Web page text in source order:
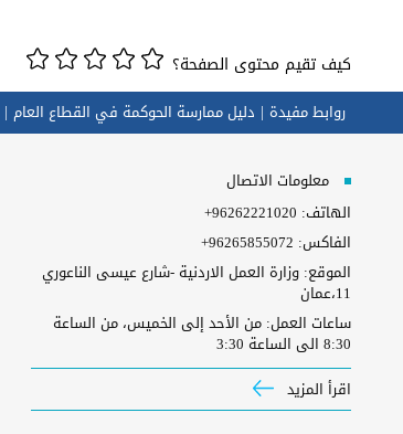
كيف تقيم محتوى الصفحة؟
روابط مفيدة دليل ممارسة الحوكمة في القطاع العام
معلومات الاتصال
الهاتف: +96262221020
الفاكس: +96265855072
الموقع: وزارة العمل الاردنية -شارع عيسى الناعوري
11،عمان
ساعات العمل: من الأحد إلى الخميس، من الساعة
8:30 الى الساعة 3:30
اقرأ المزيد